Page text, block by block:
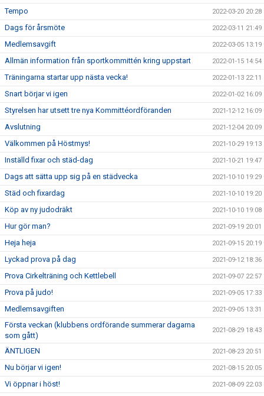
Tempo 2022-03-20 20:28
Dags för årsmöte 2022-03-11 21:49
Medlemsavgift 2022-03-05 13:19
Allmän information från sportkommittén kring uppstart 2022-01-15 14:54
Träningarna startar upp nästa vecka! 2022-01-13 22:11
Snart börjar vi igen 2022-01-02 16:09
Styrelsen har utsett tre nya Kommittéordföranden 2021-12-12 16:09
Avslutning 2021-12-04 20:09
Välkommen på Höstmys! 2021-10-29 19:13
Inställd fixar och städ-dag 2021-10-21 19:47
Dags att sätta upp sig på en städvecka 2021-10-10 19:29
Städ och fixardag 2021-10-10 19:20
Köp av ny judodräkt 2021-10-10 19:08
Hur gör man? 2021-09-19 20:01
Heja heja 2021-09-15 20:19
Lyckad prova på dag 2021-09-12 18:36
Prova Cirkelträning och Kettlebell 2021-09-07 22:57
Prova på judo! 2021-09-05 17:33
Medlemsavgiften 2021-09-05 13:31
Första veckan (klubbens ordförande summerar dagarna
som gått)
2021-08-29 18:43
ÄNTLIGEN 2021-08-23 20:51
Nu börjar vi igen! 2021-08-15 20:05
Vi öppnar i höst! 2021-08-09 22:03